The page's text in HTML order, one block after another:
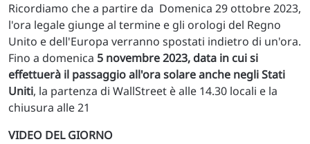
Ricordiamo che a partire da Domenica 29 ottobre 2023,
l'ora legale giunge al termine e gli orologi del Regno
Unito e dell'Europa verranno spostati indietro di un'ora.
Fino a domenica 5 novembre 2023, data in cui si
effettuerà il passaggio all'ora solare anche negli Stati
Uniti, la partenza di WallStreet è alle 14.30 locali e la
chiusura alle 21
VIDEO DEL GIORNO